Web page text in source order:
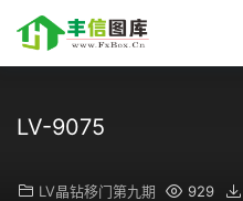
LV-9075
LV晶钻移门第九期 929